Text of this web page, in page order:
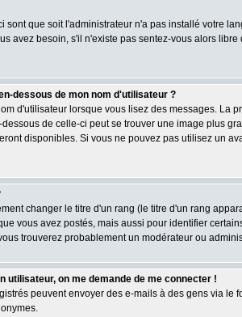
sont que soit l'administrateur n'a pas installé votre
avez besoin, s'il n'existe pas sentez-vous alors
dessous de mon nom d'utilisateur ?
d'utilisateur lorsque vous lisez des messages.
de celle-ci peut se trouver une image plus
disponibles. Si vous ne pouvez pas utilisez un
changer le titre d'un rang (le titre d'un rang
vous avez postés, mais aussi pour identifier
trouverez probablement un modérateur ou
utilisateur, on me demande de me connecter !
peuvent envoyer des e-mails à des gens via